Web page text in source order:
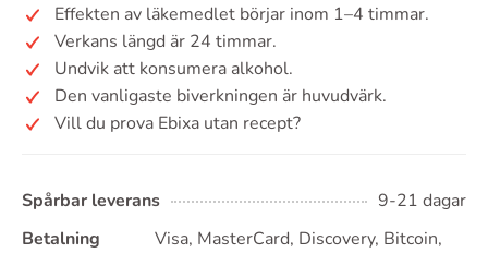
Effekten av läkemedlet börjar inom 1–4 timmar.
Verkans längd är 24 timmar.
Undvik att konsumera alkohol.
Den vanligaste biverkningen är huvudvärk.
Vill du prova Ebixa utan recept?
Spårbar leverans
9-21 dagar
Betalning
Visa, MasterCard, Discovery, Bitcoin,